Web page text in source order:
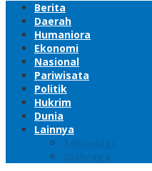
Berita
Daerah
Humaniora
Ekonomi
Nasional
Pariwisata
Politik
Hukrim
Dunia
Lainnya
Teknologi
Olahraga